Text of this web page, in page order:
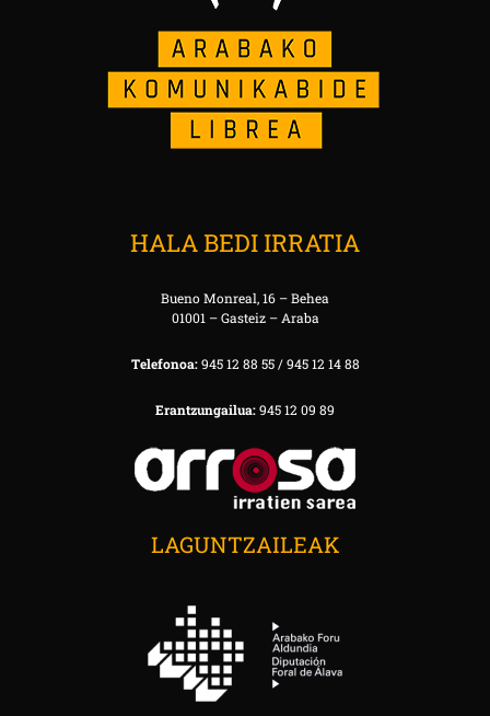
HALA BEDI IRRATIA
Bueno Monreal, 16 – Behea
01001 – Gasteiz – Araba
Telefonoa:945 12 88 55 / 945 12 14 88
Erantzungailua:945 12 09 89
LAGUNTZAILEAK